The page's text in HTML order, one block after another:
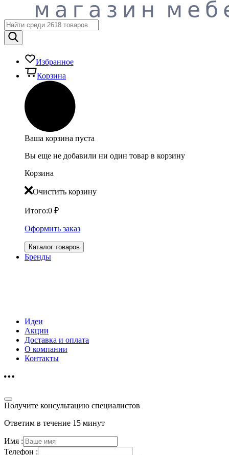
Избранное
Корзина
Ваша корзина пуста
Вы еще не добавили ни один товар в корзину
Корзина
Очистить корзину
Итого:0 ₽
Оформить заказ
Каталог товаров
Бренды
Идеи
Акции
Доставка и оплата
О компании
Контакты
Получите консультацию специалистов
Ответим в течение 15 минут
Имя :
Телефон :